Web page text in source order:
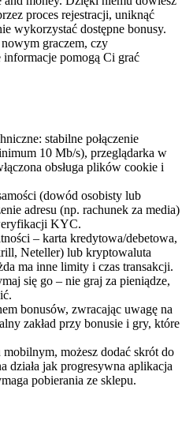
proces rejestracji, uniknąć
wykorzystać dostępne bonusy.
graczem, czy
informacje pomogą Ci grać
stabilne połączenie
10 Mb/s), przeglądarka w
obsługa plików cookie i
(dowód osobisty lub
adresu (np. rachunek za media)
KYC.
– karta kredytowa/debetowa,
Neteller) lub kryptowaluta
ma inne limity i czas transakcji.
się go – nie graj za pieniądze,
bonusów, zwracając uwagę na
zakład przy bonusie i gry, które
mobilnym, możesz dodać skrót do
działa jak progresywna aplikacja
pobierania ze sklepu.